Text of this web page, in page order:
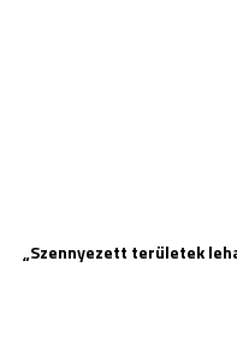
„Szennyezett területek